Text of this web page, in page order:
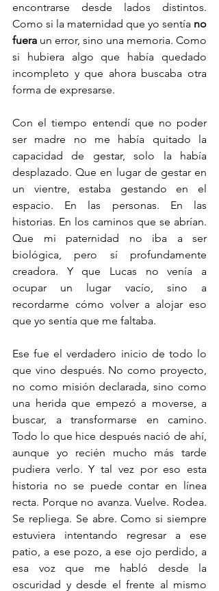
encontrarse desde lados distintos.
Como si la maternidad que yo sentía no
fuera un error, sino una memoria. Como
si hubiera algo que había quedado
incompleto y que ahora buscaba otra
forma de expresarse.
Con el tiempo entendí que no poder
ser madre no me había quitado la
capacidad de gestar, solo la había
desplazado. Que en lugar de gestar en
un vientre, estaba gestando en el
espacio. En las personas. En las
historias. En los caminos que se abrían.
Que mi paternidad no iba a ser
biológica, pero sí profundamente
creadora. Y que Lucas no venía a
ocupar un lugar vacío, sino a
recordarme cómo volver a alojar eso
que yo sentía que me faltaba.
Ese fue el verdadero inicio de todo lo
que vino después. No como proyecto,
no como misión declarada, sino como
una herida que empezó a moverse, a
buscar, a transformarse en camino.
Todo lo que hice después nació de ahí,
aunque yo recién mucho más tarde
pudiera verlo. Y tal vez por eso esta
historia no se puede contar en línea
recta. Porque no avanza. Vuelve. Rodea.
Se repliega. Se abre. Como si siempre
estuviera intentando regresar a ese
patio, a ese pozo, a ese ojo perdido, a
esa voz que me habló desde la
oscuridad y desde el frente al mismo